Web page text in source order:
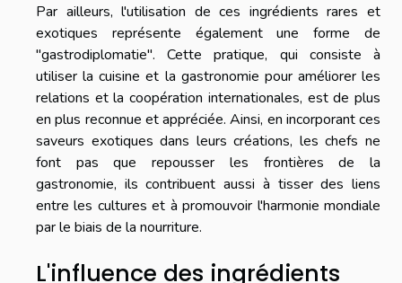
Par ailleurs, l'utilisation de ces ingrédients rares et
exotiques représente également une forme de
"gastrodiplomatie". Cette pratique, qui consiste à
utiliser la cuisine et la gastronomie pour améliorer les
relations et la coopération internationales, est de plus
en plus reconnue et appréciée. Ainsi, en incorporant ces
saveurs exotiques dans leurs créations, les chefs ne
font pas que repousser les frontières de la
gastronomie, ils contribuent aussi à tisser des liens
entre les cultures et à promouvoir l'harmonie mondiale
par le biais de la nourriture.
L'influence des ingrédients